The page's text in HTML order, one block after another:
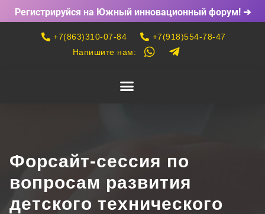
Регистрируйся на Южный инновационный форум! ➔
+7(863)310-07-84
+7(918)554-78-47
Напишите нам:
Форсайт-сессия по
вопросам развития
детского технического